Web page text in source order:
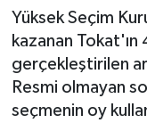
Yüksek Seçim
kazanan
gerçekleştirilen
Resmi olmayan
seçmenin oy
Gündem
Magazin
Politika
Süper Lig
Tüm
Son Dakika